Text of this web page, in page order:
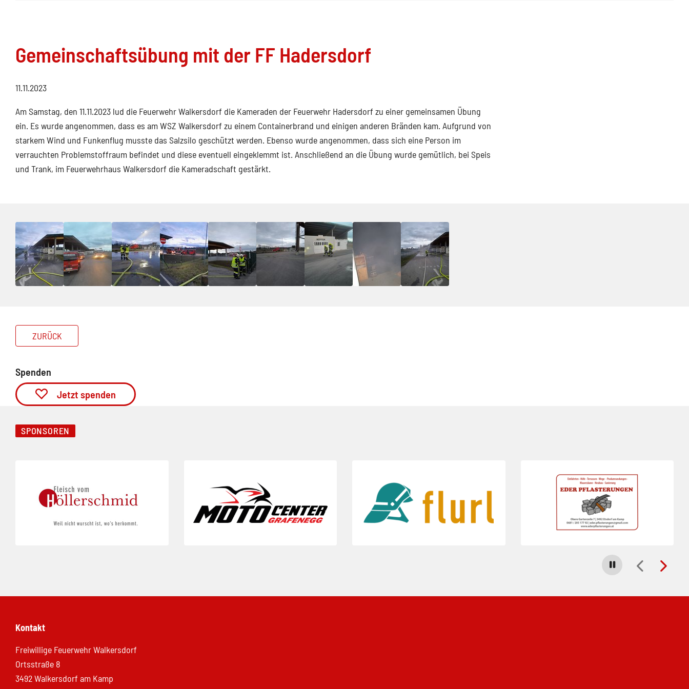
Gemeinschaftsübung mit der FF Hadersdorf
11.11.2023
Am Samstag, den 11.11.2023 lud die Feuerwehr Walkersdorf die Kameraden der Feuerwehr Hadersdorf zu einer gemeinsamen Übung
ein. Es wurde angenommen, dass es am WSZ Walkersdorf zu einem Containerbrand und einigen anderen Bränden kam. Aufgrund von
starkem Wind und Funkenflug musste das Salzsilo geschützt werden. Ebenso wurde angenommen, dass sich eine Person im
verrauchten Problemstoffraum befindet und diese eventuell eingeklemmt ist. Anschließend an die Übung wurde gemütlich, bei Speis
und Trank, im Feuerwehrhaus Walkersdorf die Kameradschaft gestärkt.
ZURÜCK
Spenden
Jetzt spenden
SPONSOREN
Carousel stoppen
Kontakt
Freiwillige Feuerwehr Walkersdorf
Ortsstraße 8
3492 Walkersdorf am Kamp